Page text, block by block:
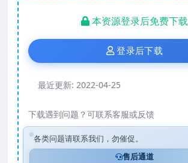
本资源登录后免费下载
登录后下载
最近更新: 2022-04-25
下载遇到问题？可联系客服或反馈
各类问题请联系我们，勿催促。
售后通道